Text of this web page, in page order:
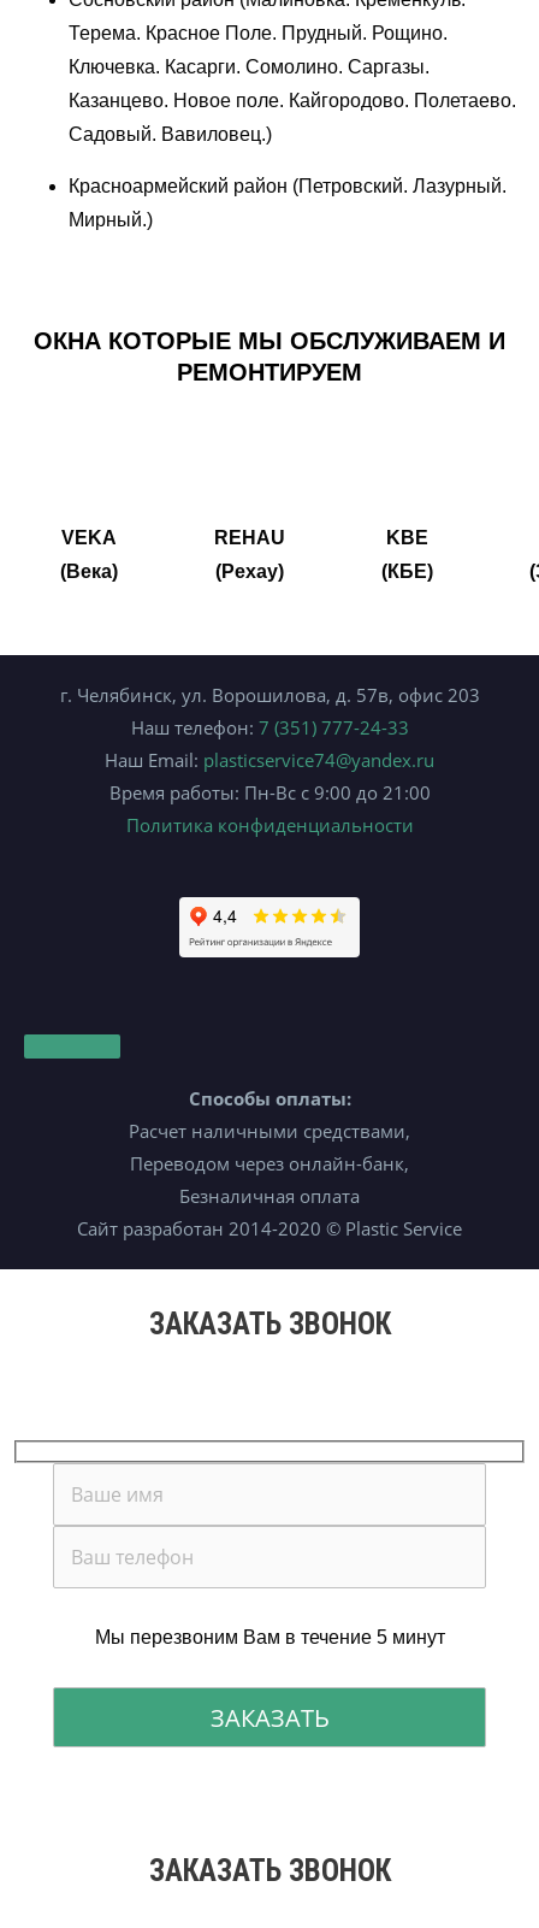
Терема. Красное Поле. Прудный. Рощино.
Ключевка. Касарги. Сомолино. Саргазы.
Казанцево. Новое поле. Кайгородово. Полетаево.
Садовый. Вавиловец.)
Красноармейский район (Петровский. Лазурный.
Мирный.)
ОКНА КОТОРЫЕ МЫ ОБСЛУЖИВАЕМ И
РЕМОНТИРУЕМ
VEKA
(Века)
REHAU
(Рехау)
KBE
(КБЕ)
г. Челябинск, ул. Ворошилова, д. 57в, офис 203
Наш телефон: 7 (351) 777-24-33
Наш Email: plasticservice74@yandex.ru
Время работы: Пн-Вс с 9:00 до 21:00
Политика конфиденциальности
Способы оплаты:
Расчет наличными средствами,
Переводом через онлайн-банк,
Безналичная оплата
Сайт разработан 2014-2020 © Plastic Service
ЗАКАЗАТЬ ЗВОНОК
Мы перезвоним Вам в течение 5 минут
ЗАКАЗАТЬ ЗВОНОК